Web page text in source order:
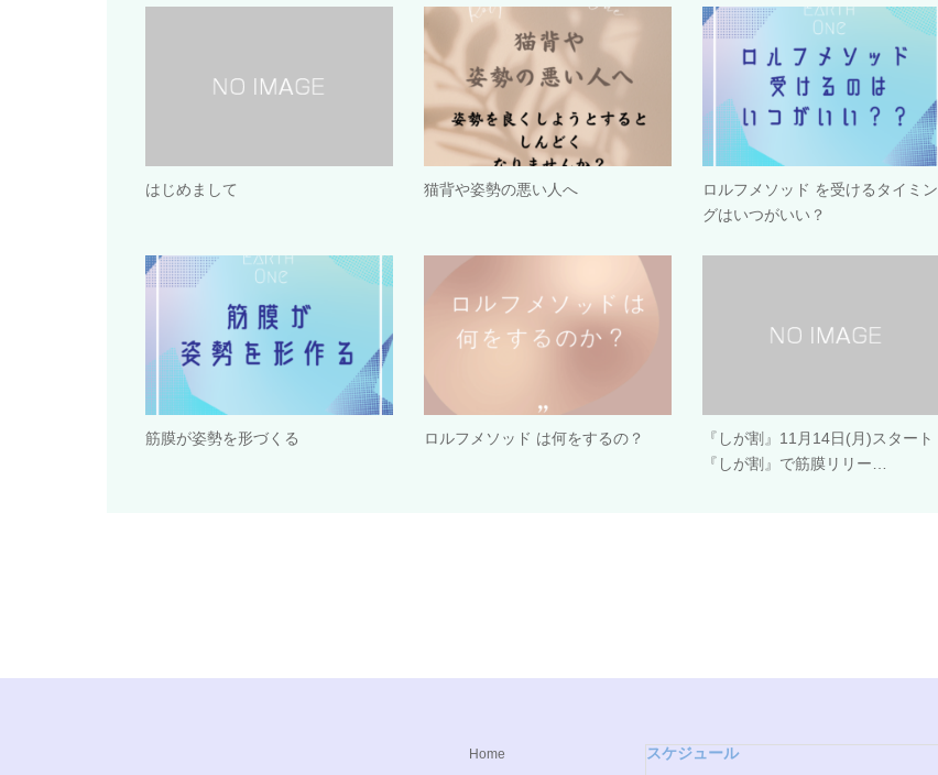
はじめまして 猫背や姿勢の悪い人へ
ロルフメソッド を受けるタイミン
グはいつがいい？
筋膜が姿勢を形づくる ロルフメソッド は何をするの？
『しが割』11月14日(月)スタート
『しが割』で筋膜リリー…
Home スケジュール